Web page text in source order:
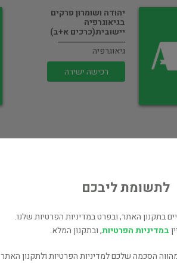
יהודה ושומרון פרקים
בגיאוגרפיה
יישובית(כרכים א+ב)
גיאוגרפיה
רכישה ישירה
גיאוגרפיה
לתשומת ליבכם
בתקנון האתר, ובפרט במדיניות הפרטיות שלנו.
במדיניות הפרטיות, ובתקנון המלא.
הסכמה שלכם למדיניות הפרטיות ולתקנון האתר